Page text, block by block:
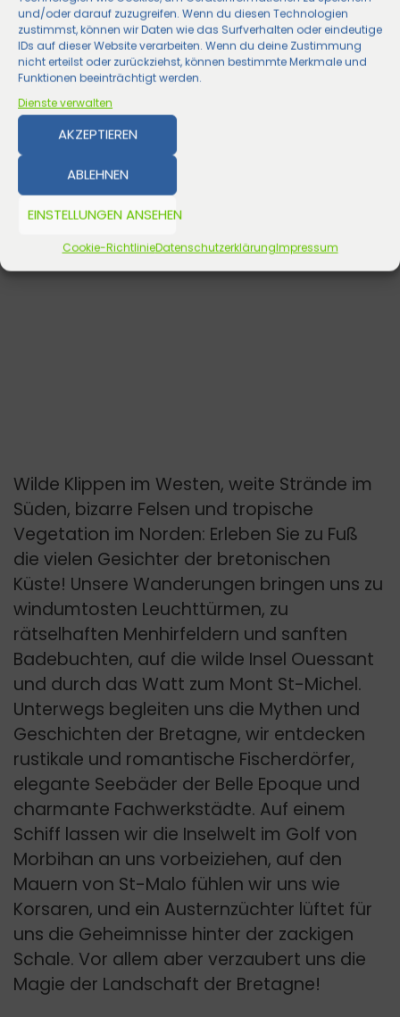
und/oder darauf zuzugreifen. Wenn du diesen Technologien
zustimmst, können wir Daten wie das Surfverhalten oder eindeutige
IDs auf dieser Website verarbeiten. Wenn du deine Zustimmung
nicht erteilst oder zurückziehst, können bestimmte Merkmale und
Funktionen beeinträchtigt werden.
Dienste verwalten
AKZEPTIEREN
ABLEHNEN
EINSTELLUNGEN ANSEHEN
Cookie-RichtlinieDatenschutzerklärungImpressum
Wilde Klippen im Westen, weite Strände im
Süden, bizarre Felsen und tropische
Vegetation im Norden: Erleben Sie zu Fuß
die vielen Gesichter der bretonischen
Küste! Unsere Wanderungen bringen uns zu
windumtosten Leuchttürmen, zu
rätselhaften Menhirfeldern und sanften
Badebuchten, auf die wilde Insel Ouessant
und durch das Watt zum Mont St-Michel.
Unterwegs begleiten uns die Mythen und
Geschichten der Bretagne, wir entdecken
rustikale und romantische Fischerdörfer,
elegante Seebäder der Belle Epoque und
charmante Fachwerkstädte. Auf einem
Schiff lassen wir die Inselwelt im Golf von
Morbihan an uns vorbeiziehen, auf den
Mauern von St-Malo fühlen wir uns wie
Korsaren, und ein Austernzüchter lüftet für
uns die Geheimnisse hinter der zackigen
Schale. Vor allem aber verzaubert uns die
Magie der Landschaft der Bretagne!